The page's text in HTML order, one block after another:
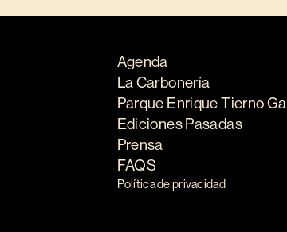
Agenda
La Carbonería
Parque Enrique Tierno
Ediciones Pasadas
Prensa
FAQS
Política de privacidad